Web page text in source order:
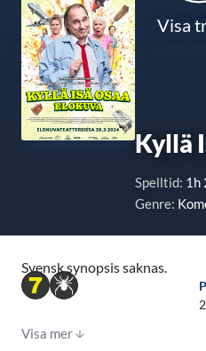
Visa
Kyllä
Spelltid: 1h
Genre:
Svensk synopsis saknas.
Visa mer